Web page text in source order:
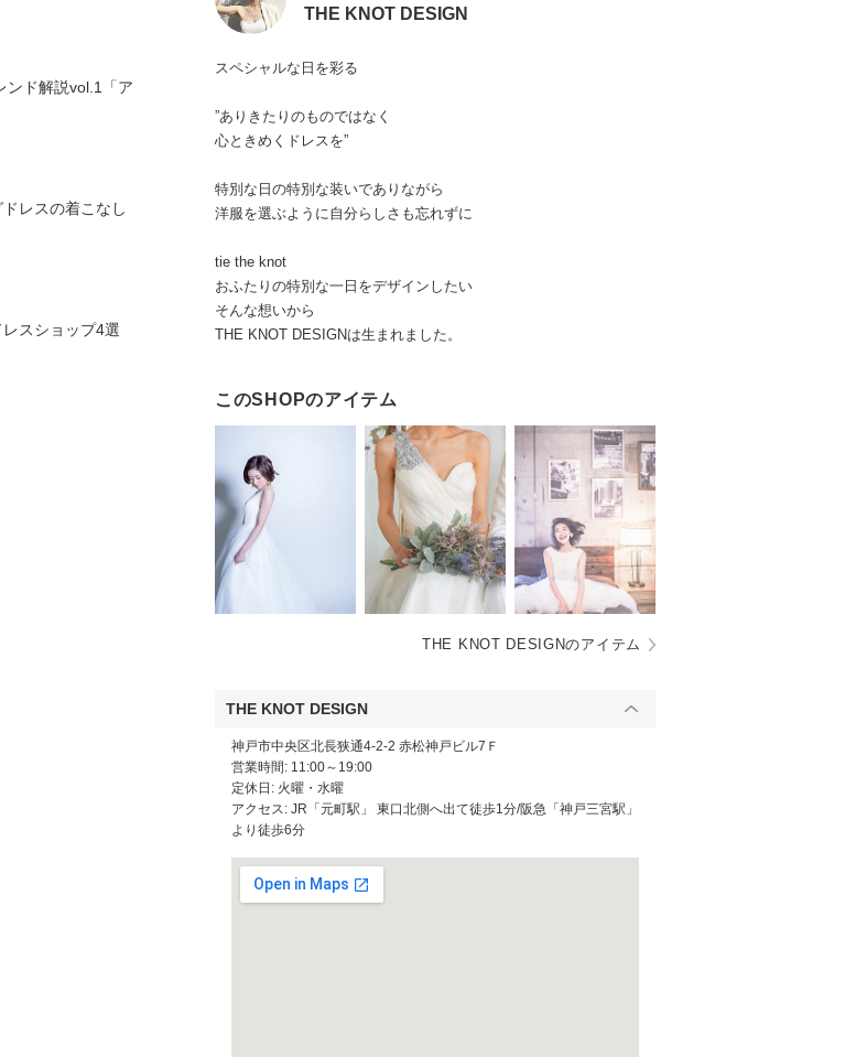
THE KNOT DESIGN
スペシャルな日を彩る
”ありきたりのものではなく
心ときめくドレスを”
特別な日の特別な装いでありながら
洋服を選ぶように自分らしさも忘れずに
tie the knot
おふたりの特別な一日をデザインしたい
そんな想いから
THE KNOT DESIGNは生まれました。
このSHOPのアイテム
THE KNOT DESIGNのアイテム
THE KNOT DESIGN
神戸市中央区北長狭通4-2-2 赤松神戸ビル7Ｆ
営業時間: 11:00～19:00
定休日: 火曜・水曜
アクセス: JR「元町駅」 東口北側へ出て徒歩1分/阪急「神戸三宮駅」
より徒歩6分
ンド解説vol.1「ア
レスの着こなし
スショップ4選